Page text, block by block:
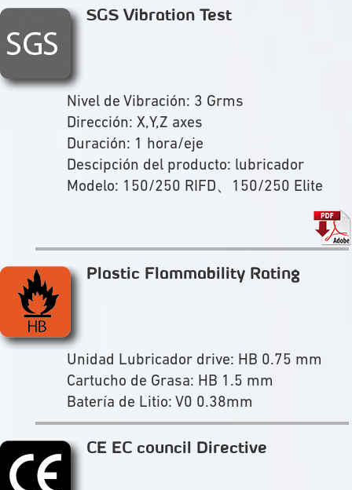
SGS Vibration Test
Nivel de Vibración: 3 Grms
Dirección: X,Y,Z axes
Duración: 1 hora/eje
Descipción del producto: lubricador
Modelo: 150/250 RIFD、150/250 Elite
Plastic Flammability Rating
Unidad Lubricador drive: HB 0.75 mm
Cartucho de Grasa: HB 1.5 mm
Batería de Litio: V0 0.38mm
CE EC council Directive